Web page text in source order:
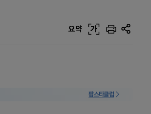
요약 가
팜스타클럽